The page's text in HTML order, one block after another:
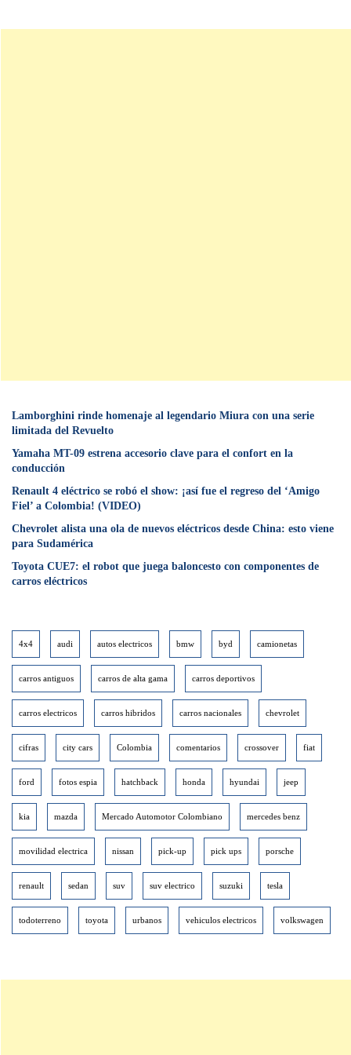
Lamborghini rinde homenaje al legendario Miura con una serie
limitada del Revuelto
Yamaha MT-09 estrena accesorio clave para el confort en la
conducción
Renault 4 eléctrico se robó el show: ¡así fue el regreso del ‘Amigo
Fiel’ a Colombia! (VIDEO)
Chevrolet alista una ola de nuevos eléctricos desde China: esto viene
para Sudamérica
Toyota CUE7: el robot que juega baloncesto con componentes de
carros eléctricos
4x4 audi autos electricos bmw byd camionetas
carros antiguos carros de alta gama carros deportivos
carros electricos carros hibridos carros nacionales chevrolet
cifras city cars Colombia comentarios crossover fiat
ford fotos espia hatchback honda hyundai jeep
kia mazda Mercado Automotor Colombiano mercedes benz
movilidad electrica nissan pick-up pick ups porsche
renault sedan suv suv electrico suzuki tesla
todoterreno toyota urbanos vehiculos electricos volkswagen